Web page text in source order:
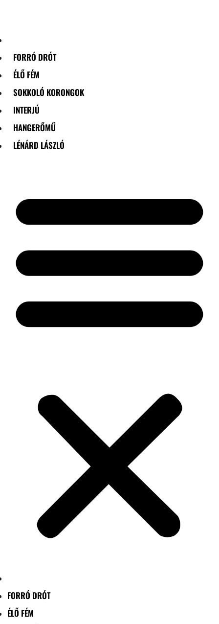
FORRÓ DRÓT
ÉLŐ FÉM
SOKKOLÓ KORONGOK
INTERJÚ
HANGERŐMŰ
LÉNÁRD LÁSZLÓ
FORRÓ DRÓT
ÉLŐ FÉM